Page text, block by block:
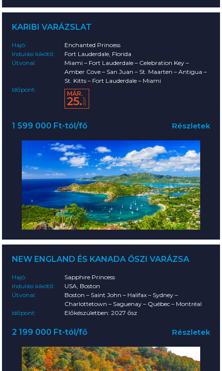
KARIBI VARÁZSLAT
Hajó:
Enchanted Princess
Indulási kikötő:
Fort Lauderdale, Florida
Útvonal:
Miami – Fort Lauderdale – Celebration Key –
Amber Cove – San Juan – St. Maarten – Antigua –
St. Kitts – Fort Lauderdale – Miami
Időpont:
2027
MÁR.
25.
1 599 000 Ft-tól/fő Részletek
NEW ENGLAND ÉS KANADA ŐSZI VARÁZSA
Hajó:
Sapphire Princess
Indulási kikötő:
USA, Boston
Útvonal:
Boston – Saint John – Halifax – Sydney –
Charlottetown – Saguenay – Québec – Montréal
Időpont:
Előkészületben: 2027 ősz
2 199 000 Ft-tól/fő Részletek